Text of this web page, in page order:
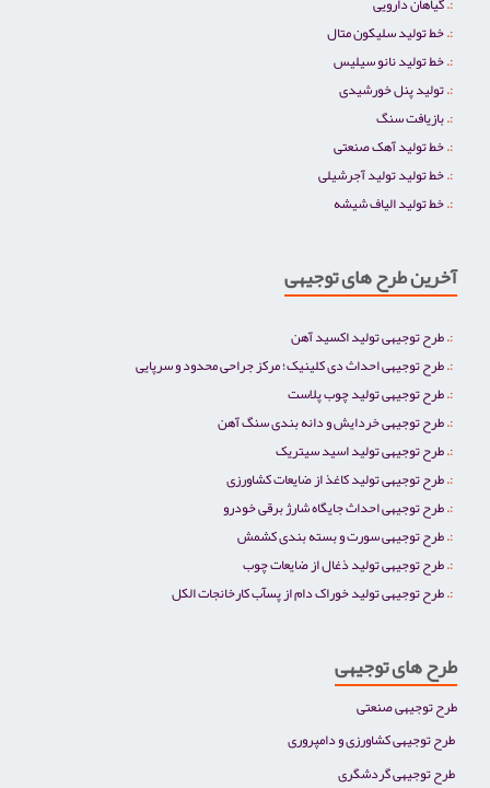
خط تولید سلیکون متال
خط تولید نانو سیلیس
تولید پنل خورشیدی
بازیافت سنگ
خط تولید آهک صنعتی
خط تولید تولید آجرشیلی
خط تولید الیاف شیشه
آخرین طرح های توجیهی
طرح توجیهی تولید اکسید آهن
طرح توجیهی احداث دی کلینیک؛ مرکز جراحی محدود و سرپایی
طرح توجیهی تولید چوب پلاست
طرح توجیهی خردایش و دانه بندی سنگ آهن
طرح توجیهی تولید اسید سیتریک
طرح توجیهی تولید کاغذ از ضایعات کشاورزی
طرح توجیهی احداث جایگاه شارژ برقی خودرو
طرح توجیهی سورت و بسته بندی کشمش
طرح توجیهی تولید ذغال از ضایعات چوب
طرح توجیهی تولید خوراک دام از پسآب کارخانجات الکل
طرح های توجیهی
طرح توجیهی صنعتی
طرح توجیهی کشاورزی و دامپروری
طرح توجیهی گردشگری